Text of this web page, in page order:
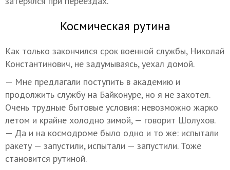
Космическая рутина
Как только закончился срок военной службы, Николай
Константинович, не задумываясь, уехал домой.
— Мне предлагали поступить в академию и
продолжить службу на Байконуре, но я не захотел.
Очень трудные бытовые условия: невозможно жарко
летом и крайне холодно зимой, — говорит Шолухов.
— Да и на космодроме было одно и то же: испытали
ракету — запустили, испытали — запустили. Тоже
становится рутиной.